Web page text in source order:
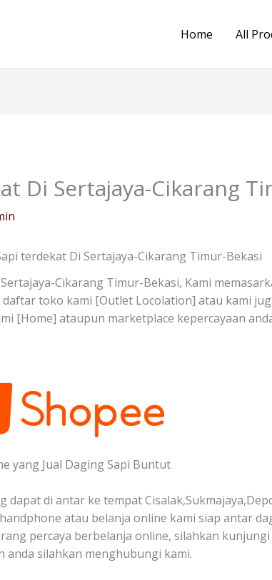
Home All
Di Sertajaya-Cikarang
terdekat Di Sertajaya-Cikarang Timur-Bekasi
Cikarang Timur-Bekasi, Kami
toko kami [Outlet Locolation] atau kami
[Home] ataupun marketplace kepercayaan
yang Jual Daging Sapi Buntut
dapat di antar ke tempat
atau belanja online kami siap antar
percaya berbelanja online, silahkan
anda silahkan menghubungi kami.